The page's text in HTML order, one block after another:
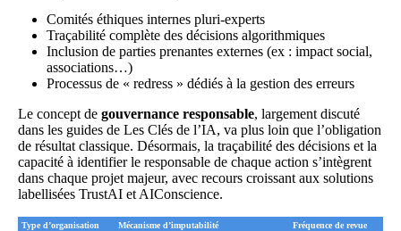
Comités éthiques internes pluri-experts
Traçabilité complète des décisions algorithmiques
Inclusion de parties prenantes externes (ex : impact social,
associations…)
Processus de « redress » dédiés à la gestion des erreurs
Le concept de gouvernance responsable, largement discuté
dans les guides de Les Clés de l’IA, va plus loin que l’obligation
de résultat classique. Désormais, la traçabilité des décisions et la
capacité à identifier le responsable de chaque action s’intègrent
dans chaque projet majeur, avec recours croissant aux solutions
labellisées TrustAI et AIConscience.
Type d’organisation Mécanisme d’imputabilité
Fréquence de revue